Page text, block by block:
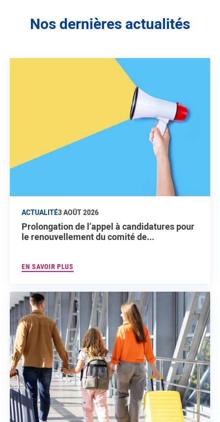
Nos dernières actualités
ACTUALITÉ3 AOÛT 2026
Prolongation de l’appel à candidatures pour
le renouvellement du comité de...
EN SAVOIR PLUS